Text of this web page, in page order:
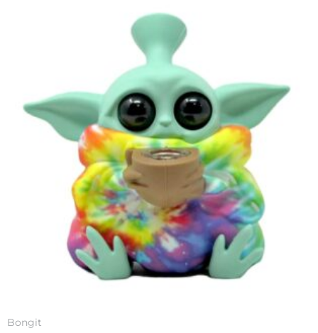
Bongit